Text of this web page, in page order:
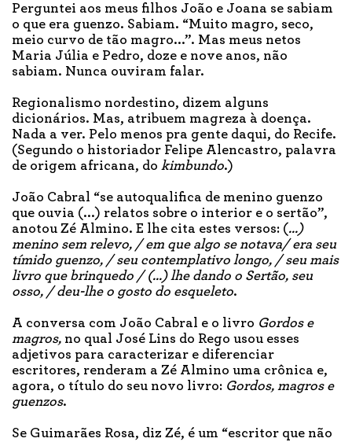
Perguntei aos meus filhos João e Joana se sabiam
o que era guenzo. Sabiam. “Muito magro, seco,
meio curvo de tão magro...”. Mas meus netos
Maria Júlia e Pedro, doze e nove anos, não
sabiam. Nunca ouviram falar.
Regionalismo nordestino, dizem alguns
dicionários. Mas, atribuem magreza à doença.
Nada a ver. Pelo menos pra gente daqui, do Recife.
(Segundo o historiador Felipe Alencastro, palavra
de origem africana, do kimbundo.)
João Cabral “se autoqualifica de menino guenzo
que ouvia (...) relatos sobre o interior e o sertão”,
anotou Zé Almino. E lhe cita estes versos: (...)
menino sem relevo, / em que algo se notava/ era seu
tímido guenzo, / seu contemplativo longo, / seu mais
livro que brinquedo / (...) lhe dando o Sertão, seu
osso, / deu-lhe o gosto do esqueleto.
A conversa com João Cabral e o livro Gordos e
magros, no qual José Lins do Rego usou esses
adjetivos para caracterizar e diferenciar
escritores, renderam a Zé Almino uma crônica e,
agora, o título do seu novo livro: Gordos, magros e
guenzos.
Se Guimarães Rosa, diz Zé, é um “escritor que não